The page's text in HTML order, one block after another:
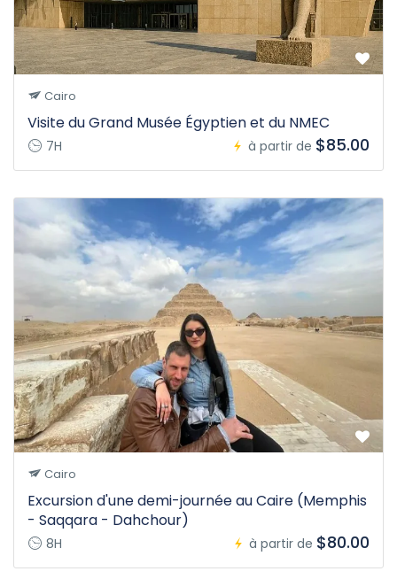
Cairo
Visite du Grand Musée Égyptien et du NMEC
7H à partir de $85.00
Cairo
Excursion d'une demi-journée au Caire (Memphis
- Saqqara - Dahchour)
8H à partir de $80.00